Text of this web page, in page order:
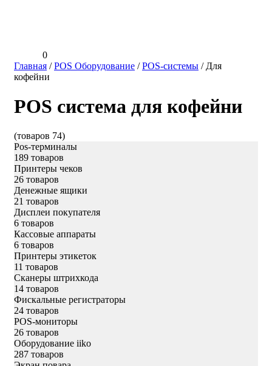
0
Главная /POS Оборудование /POS-системы / Для
кофейни
POS система для кофейни
(товаров 74)
Pos-терминалы
189 товаров
Принтеры чеков
26 товаров
Денежные ящики
21 товаров
Дисплеи покупателя
6 товаров
Кассовые аппараты
6 товаров
Принтеры этикеток
11 товаров
Сканеры штрихкода
14 товаров
Фискальные регистраторы
24 товаров
POS-мониторы
26 товаров
Оборудование iiko
287 товаров